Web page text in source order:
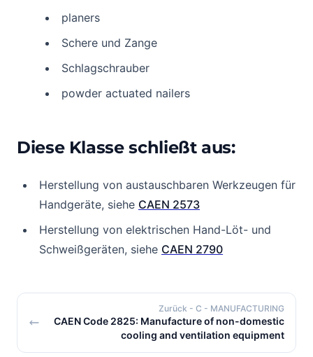
planers
Schere und Zange
Schlagschrauber
powder actuated nailers
Diese Klasse schließt aus:
Herstellung von austauschbaren Werkzeugen für
Handgeräte, siehe CAEN 2573
Herstellung von elektrischen Hand-Löt- und
Schweißgeräten, siehe CAEN 2790
Zurück - C - MANUFACTURING
CAEN Code 2825: Manufacture of non-domestic
cooling and ventilation equipment